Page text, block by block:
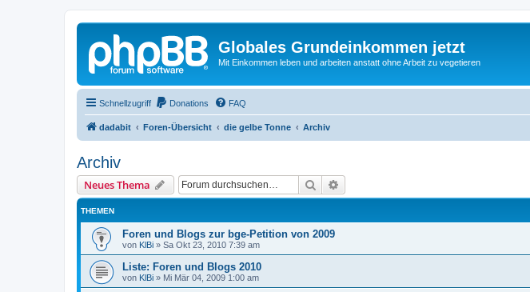
Globales Grundeinkommen jetzt
Mit Einkommen leben und arbeiten anstatt ohne Arbeit zu vegetieren
Schnellzugriff Donations FAQ
dadabit Foren-Übersicht die gelbe Tonne Archiv
Archiv
Neues Thema Suche
THEMEN
Foren und Blogs zur bge-Petition von 2009
von KlBi » Sa Okt 23, 2010 7:39 am
Liste: Foren und Blogs 2010
von KlBi » Mi Mär 04, 2009 1:00 am